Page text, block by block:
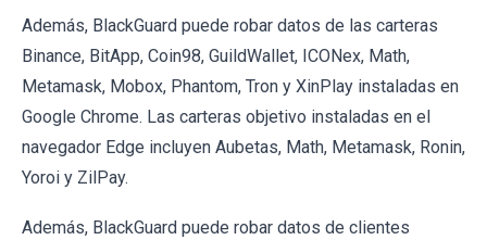
Además, BlackGuard puede robar datos de las carteras
Binance, BitApp, Coin98, GuildWallet, ICONex, Math,
Metamask, Mobox, Phantom, Tron y XinPlay instaladas en
Google Chrome. Las carteras objetivo instaladas en el
navegador Edge incluyen Aubetas, Math, Metamask, Ronin,
Yoroi y ZilPay.
Además, BlackGuard puede robar datos de clientes